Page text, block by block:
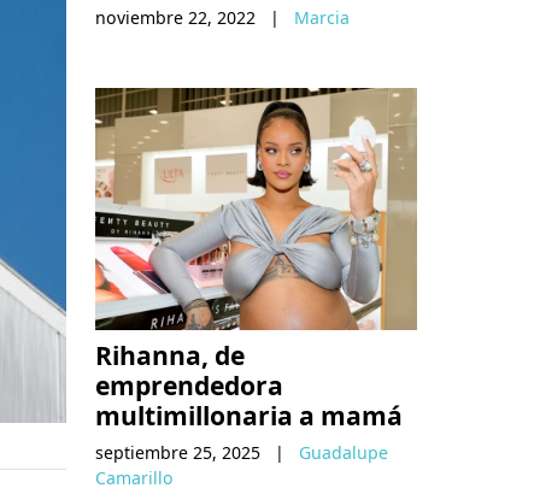
noviembre 22, 2022 | Marcia
Rihanna, de
emprendedora
multimillonaria a mamá
septiembre 25, 2025 |
Guadalupe
Camarillo